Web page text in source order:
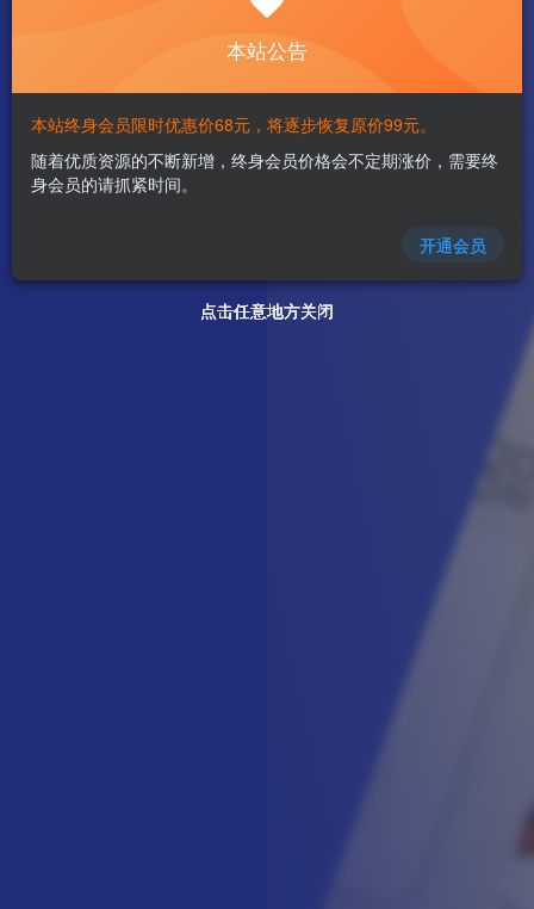
点击任意地方关闭
点击任意地方关闭
点击任意地方关闭
点击任意地方关闭
本站公告
本站终身会员限时优惠价68元，将逐步恢复原价99元。
随着优质资源的不断新增，终身会员价格会不定期涨价，需要终
身会员的请抓紧时间。
开通会员